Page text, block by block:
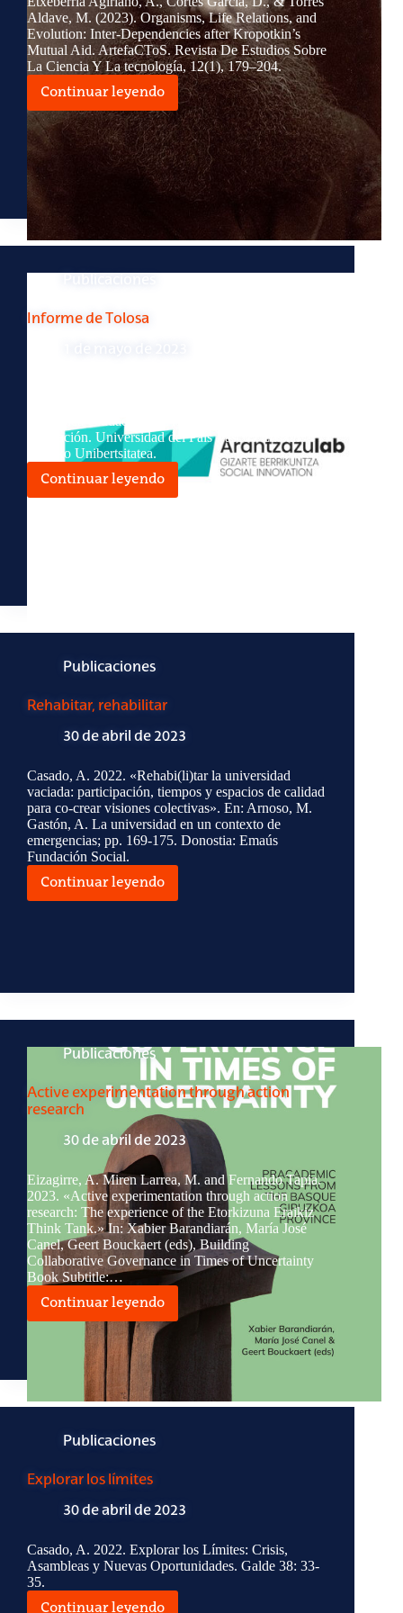
Aldave, M. (2023). Organisms, Life Relations, and
Evolution: Inter-Dependencies after Kropotkin’s
Mutual Aid. ArtefaCToS. Revista De Estudios Sobre
La Ciencia Y La tecnología, 12(1), 179–204.
Continuar leyendo
Organismos,
relaciones
de
vida
y
evolución
Informe de Tolosa
Asamblea Ciudadana de Tolosa. Informe de
evaluación. Universidad del País Vasco / Euskal
Herriko Unibertsitatea.
Continuar leyendo
Informe
de
Publicaciones
Rehabitar, rehabilitar
30 de abril de 2023
Casado, A. 2022. «Rehabi(li)tar la universidad
vaciada: participación, tiempos y espacios de calidad
para co-crear visiones colectivas». En: Arnoso, M.
Gastón, A. La universidad en un contexto de
emergencias; pp. 169-175. Donostia: Emaús
Fundación Social.
Continuar leyendo
Rehabitar,
rehabilitar
Publicaciones
Active experimentation through action
research
30 de abril de 2023
Eizagirre, A. Miren Larrea, M. and Fernando Tapia.
2023. «Active experimentation through action
research: The experience of the Etorkizuna Eraikiz
Think Tank.» In: Xabier Barandiarán, María José
Canel, Geert Bouckaert (eds), Building
Collaborative Governance in Times of Uncertainty
Book Subtitle:…
Continuar leyendo
Active
experimentation
through
action
research
Publicaciones
Explorar los límites
30 de abril de 2023
Casado, A. 2022. Explorar los Límites: Crisis,
Asambleas y Nuevas Oportunidades. Galde 38: 33-
35.
Continuar leyendo